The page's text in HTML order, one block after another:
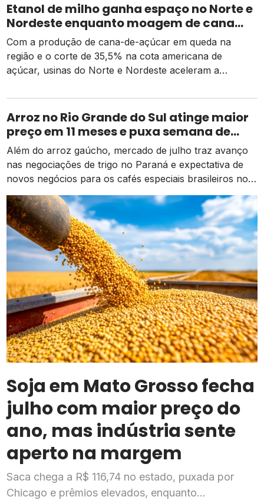
Etanol de milho ganha espaço no Norte e
Nordeste enquanto moagem de cana
recua e tarifa dos EUA pressiona usinas
Com a produção de cana-de-açúcar em queda na
região e o corte de 35,5% na cota americana de
açúcar, usinas do Norte e Nordeste aceleram a
de receita e competitividade.
Arroz no Rio Grande do Sul atinge maior
preço em 11 meses e puxa semana de
valorização no campo
Além do arroz gaúcho, mercado de julho traz avanço
nas negociações de trigo no Paraná e expectativa de
novos negócios para os cafés especiais brasileiros no
exterior
Soja em Mato Grosso fecha
julho com maior preço do
ano, mas indústria sente
aperto na margem
Saca chega a R$ 116,74 no estado, puxada por
Chicago e prêmios elevados, enquanto